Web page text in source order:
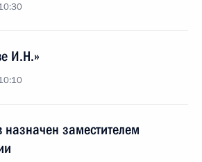
И.Н.»
заместителем